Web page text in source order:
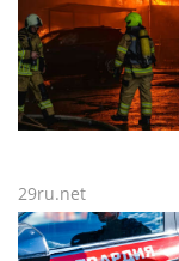
29ru.net